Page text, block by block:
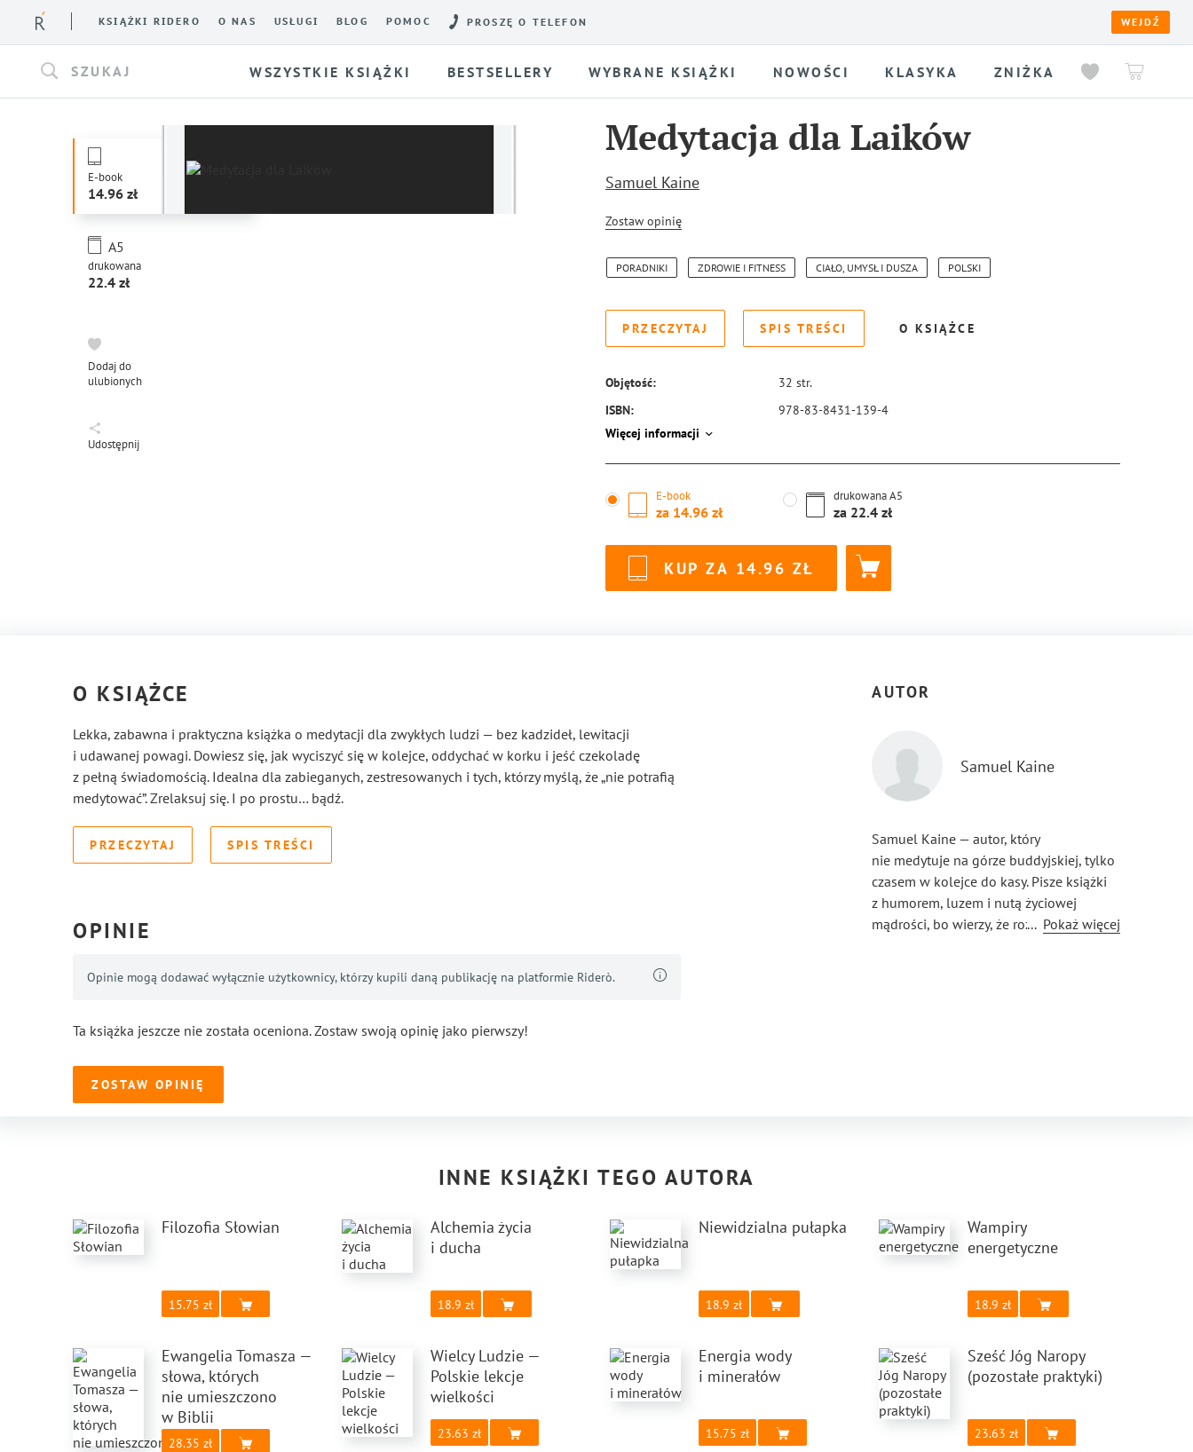
KSIĄŻKI RIDERO O NAS USŁUGI BLOG POMOC PROSZĘ O TELEFON WEJDŹ
SZUKAJ WSZYSTKIE KSIĄŻKI BESTSELLERY WYBRANE KSIĄŻKI NOWOŚCI KLASYKA ZNIŻKA
E-book
14.96
drukowana
A5
22.4
Dodaj do
ulubionych
Udostępnij
Medytacja dla Laików
Samuel Kaine
Zostaw opinię
PORADNIKI ZDROWIE I FITNESS CIAŁO, UMYSŁ I DUSZA POLSKI
PRZECZYTAJ SPIS TREŚCI O KSIĄŻCE
Objętość: 32 str.
ISBN:
978-83-8431-139-4
Więcej informacji
E-book
za 14.96
drukowanaA5
za 22.4
KUP ZA 14.96
O KSIĄŻCE
Lekka, zabawna i praktyczna książka o medytacji dla zwykłych ludzi — bez kadzideł, lewitacji
i udawanej powagi. Dowiesz się, jak wyciszyć się w kolejce, oddychać w korku i jeść czekoladę
z pełną świadomością. Idealna dla zabieganych, zestresowanych i tych, którzy myślą, że „nie potrafią
medytować”. Zrelaksuj się. I po prostu… bądź.
PRZECZYTAJ SPIS TREŚCI
OPINIE
Opinie mogą dodawać wyłącznie użytkownicy, którzy kupili daną publikację na platformie Riderò.
Ta książka jeszcze nie została oceniona. Zostaw swoją opinię jako pierwszy!
ZOSTAW OPINIĘ
AUTOR
Samuel Kaine
Samuel Kaine — autor, który
nie medytuje na górze buddyjskiej, tylko
czasem w kolejce do kasy. Pisze książki
z humorem, luzem i nutą życiowej
mądrości, bo wierzy, że rozwój nie musi
... Pokaż więcej
INNE KSIĄŻKI TEGO AUTORA
Filozofia Słowian
15.75
Alchemia życia
i ducha
18.9
Niewidzialna pułapka
18.9
Wampiry
energetyczne
18.9
Ewangelia Tomasza —
słowa, których
nie umieszczono
w Biblii
28.35
Wielcy Ludzie —
Polskie lekcje
wielkości
23.63
Energia wody
i minerałów
15.75
Sześć Jóg Naropy
(pozostałe praktyki)
23.63